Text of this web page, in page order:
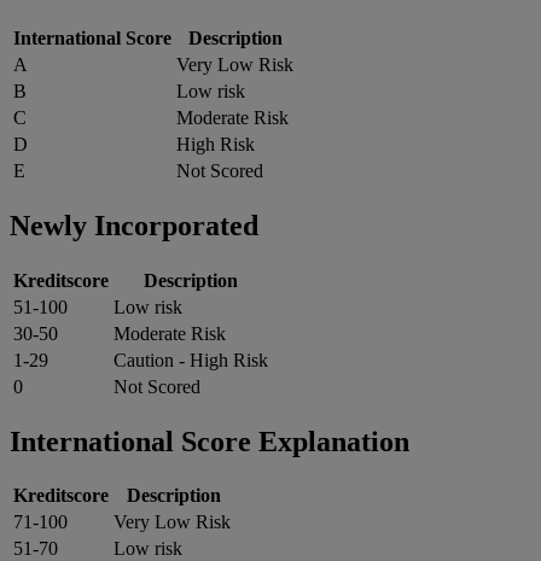
International Score
Description
A
Very Low Risk
B
Low risk
C
Moderate Risk
D
High Risk
E
Not Scored
Newly Incorporated
Kreditscore
Description
51-100
Low risk
30-50
Moderate Risk
1-29
Caution - High Risk
0
Not Scored
International Score Explanation
Kreditscore
Description
71-100
Very Low Risk
51-70
Low risk